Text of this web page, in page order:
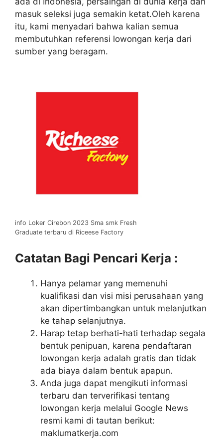
masuk seleksi juga semakin ketat.Oleh karena
itu, kami menyadari bahwa kalian semua
membutuhkan referensi lowongan kerja dari
sumber yang beragam.
info Loker Cirebon 2023 Sma smk Fresh
Graduate terbaru di Riceese Factory
Catatan Bagi Pencari Kerja :
Hanya pelamar yang memenuhi
kualifikasi dan visi misi perusahaan yang
akan dipertimbangkan untuk melanjutkan
ke tahap selanjutnya.
Harap tetap berhati-hati terhadap segala
bentuk penipuan, karena pendaftaran
lowongan kerja adalah gratis dan tidak
ada biaya dalam bentuk apapun.
Anda juga dapat mengikuti informasi
terbaru dan terverifikasi tentang
lowongan kerja melalui Google News
resmi kami di tautan berikut:
maklumatkerja.com